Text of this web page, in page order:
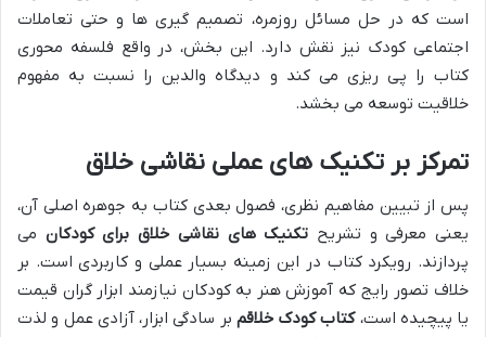
است که در حل مسائل روزمره، تصمیم گیری ها و حتی تعاملات
اجتماعی کودک نیز نقش دارد. این بخش، در واقع فلسفه محوری
کتاب را پی ریزی می کند و دیدگاه والدین را نسبت به مفهوم
خلاقیت توسعه می بخشد.
تمرکز بر تکنیک های عملی نقاشی خلاق
پس از تبیین مفاهیم نظری، فصول بعدی کتاب به جوهره اصلی آن،
یعنی معرفی و تشریح تکنیک های نقاشی خلاق برای کودکان می
پردازند. رویکرد کتاب در این زمینه بسیار عملی و کاربردی است. بر
خلاف تصور رایج که آموزش هنر به کودکان نیازمند ابزار گران قیمت
یا پیچیده است،کتاب کودک خلاقم بر سادگی ابزار، آزادی عمل و لذت